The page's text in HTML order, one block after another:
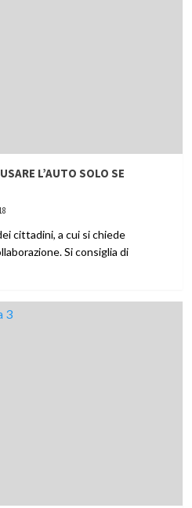
L’AUTO SOLO SE
cittadini, a cui si chiede
Si consiglia di